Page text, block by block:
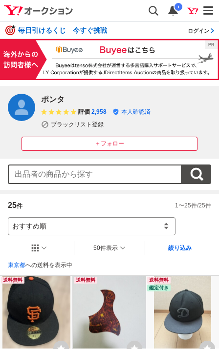
i
毎日引けるくじ 今すぐ挑戦 ログイン
ポンタ
＋フォロー
評価 2,958
本人確認済
ブラックリスト登録
25件 1 〜25件/25件
おすすめ順
東京都への送料を表示中
50件表示 絞り込み
送料無料 送料無料
送料無料
鑑定付き